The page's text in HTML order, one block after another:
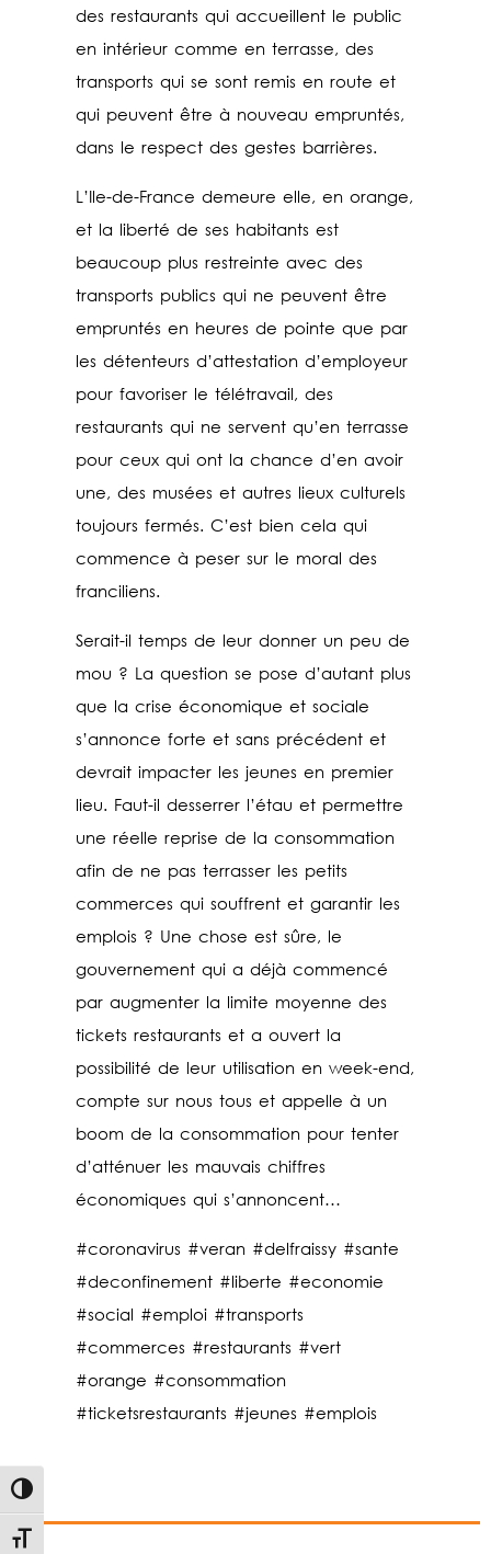
Passer en contraste élevé
Changer la taille de la police
des restaurants qui accueillent le public
en intérieur comme en terrasse, des
transports qui se sont remis en route et
qui peuvent être à nouveau empruntés,
dans le respect des gestes barrières.
L’Ile-de-France demeure elle, en orange,
et la liberté de ses habitants est
beaucoup plus restreinte avec des
transports publics qui ne peuvent être
empruntés en heures de pointe que par
les détenteurs d’attestation d’employeur
pour favoriser le télétravail, des
restaurants qui ne servent qu’en terrasse
pour ceux qui ont la chance d’en avoir
une, des musées et autres lieux culturels
toujours fermés. C’est bien cela qui
commence à peser sur le moral des
franciliens.
Serait-il temps de leur donner un peu de
mou ? La question se pose d’autant plus
que la crise économique et sociale
s’annonce forte et sans précédent et
devrait impacter les jeunes en premier
lieu. Faut-il desserrer l’étau et permettre
une réelle reprise de la consommation
afin de ne pas terrasser les petits
commerces qui souffrent et garantir les
emplois ? Une chose est sûre, le
gouvernement qui a déjà commencé
par augmenter la limite moyenne des
tickets restaurants et a ouvert la
possibilité de leur utilisation en week-end,
compte sur nous tous et appelle à un
boom de la consommation pour tenter
d’atténuer les mauvais chiffres
économiques qui s’annoncent…
#coronavirus #veran #delfraissy #sante
#deconfinement #liberte #economie
#social #emploi #transports
#commerces #restaurants #vert
#orange #consommation
#ticketsrestaurants #jeunes #emplois